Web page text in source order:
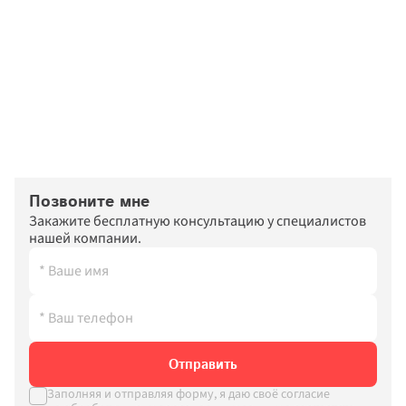
Позвоните мне
Закажите бесплатную консультацию у специалистов
нашей компании.
Отправить
Заполняя и отправляя форму, я даю своё согласие